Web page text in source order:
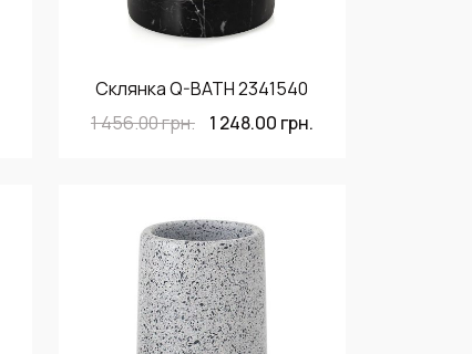
Склянка Q-BATH 2341540
1 456.00грн. 1 248.00 грн.